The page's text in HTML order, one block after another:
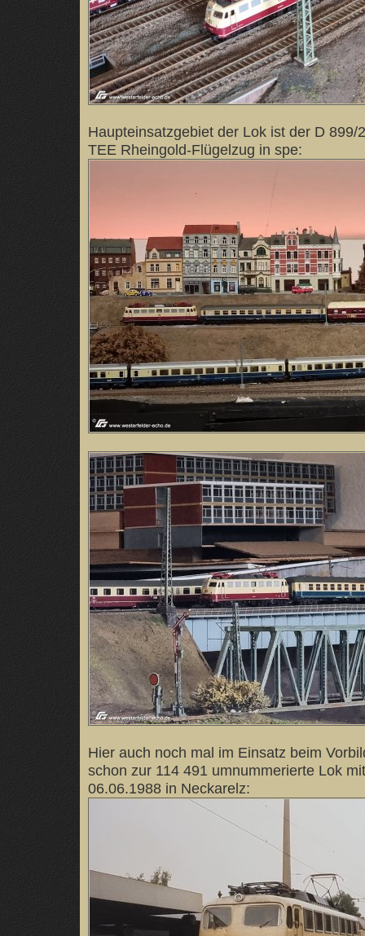
Haupteinsatzgebiet der Lok ist der D 899/
TEE Rheingold-Flügelzug in spe:
Hier auch noch mal im Einsatz beim
schon zur 114 491 umnummerierte Lok
06.06.1988 in Neckarelz: